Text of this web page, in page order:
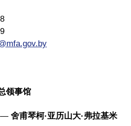
领事馆
— 舍甫琴柯·亚历山大·弗拉基米